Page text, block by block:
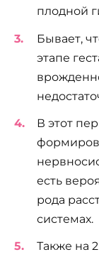
плодной
Бывает,
этапе
В этот
есть
рода
системах.
Также на